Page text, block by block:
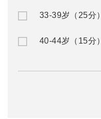
33-39岁（25分）
40-44岁（15分）